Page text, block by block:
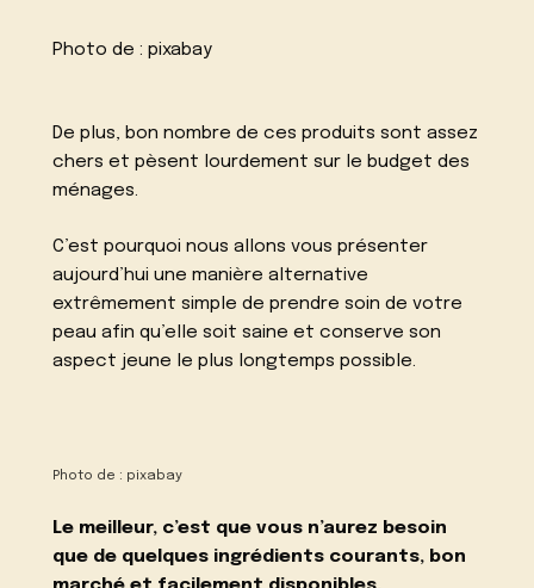
Photo de :pixabay
De plus, bon nombre de ces produits sont assez
chers et pèsent lourdement sur le budget des
ménages.
C’est pourquoi nous allons vous présenter
aujourd’hui une manière alternative
extrêmement simple de prendre soin de votre
peau afin qu’elle soit saine et conserve son
aspect jeune le plus longtemps possible.
Photo de : pixabay
Le meilleur, c’est que vous n’aurez besoin
que de quelques ingrédients courants, bon